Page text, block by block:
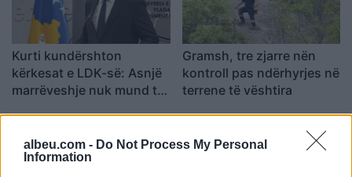
albeu.com - Do Not Process My Personal
Information
Kurti kundërshton
kërkesat e LDK-së: Asnjë
marrëveshje nuk mund të
Gramsh, tre zjarre nën
kontroll pas ndërhyrjes në
terrene të vështira